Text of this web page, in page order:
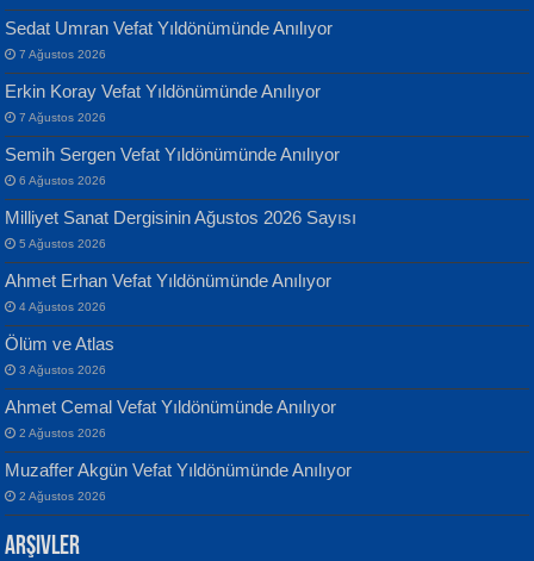
ATİLLA ÖZEN
Sultan Olmadan Önce Eyüp...
EKREM KARABABA
Banu Sancak
Defterimden İçeri...
İsmail Aydos
İnkisar...
Sedat Umran Vefat Yıldönümünde Anılıyor
7 Ağustos 2026
Erkin Koray Vefat Yıldönümünde Anılıyor
7 Ağustos 2026
Semih Sergen Vefat Yıldönümünde Anılıyor
6 Ağustos 2026
Milliyet Sanat Dergisinin Ağustos 2026 Sayısı
5 Ağustos 2026
Ahmet Erhan Vefat Yıldönümünde Anılıyor
4 Ağustos 2026
Ölüm ve Atlas
3 Ağustos 2026
Ahmet Cemal Vefat Yıldönümünde Anılıyor
2 Ağustos 2026
Muzaffer Akgün Vefat Yıldönümünde Anılıyor
2 Ağustos 2026
Arşivler